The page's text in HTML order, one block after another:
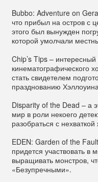
Bubbo: Adventure on
что прибыл на остров с
этого был вынужден
которой умолчали
Chip’s Tips – интересный
кинематографического
стать свидетелем
празднованию
Disparity of the Dead – а
мир в роли некоего
разобраться с
EDEN: Garden of the
придется участвовать в
выращивать монстров,
«Безупречными».